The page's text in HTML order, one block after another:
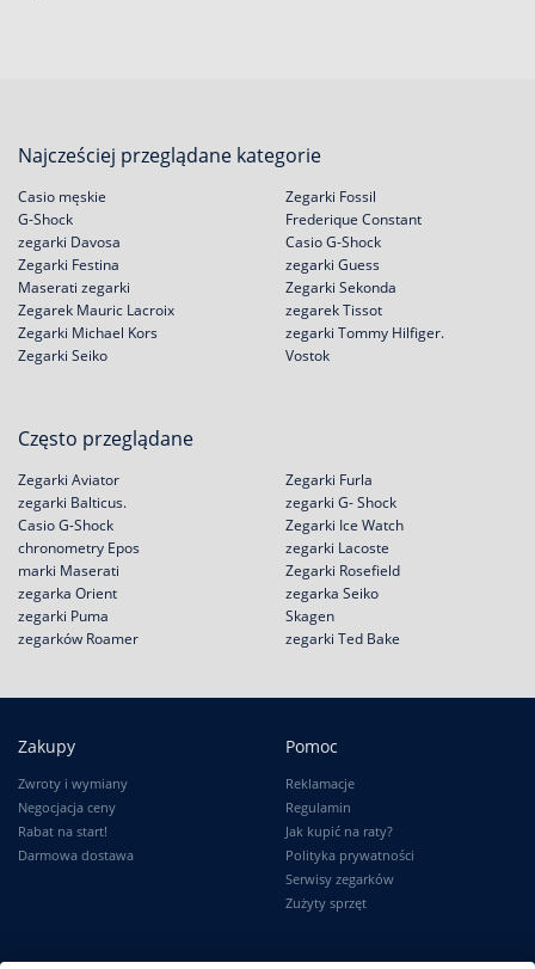
Najcześciej przeglądane kategorie
Casio męskie
G-Shock
zegarki Davosa
Zegarki Festina
Zegarki Fossil
Frederique Constant
Casio G-Shock
zegarki Guess
Maserati zegarki
Zegarek Mauric Lacroix
Zegarki Michael Kors
Zegarki Seiko
Zegarki Sekonda
zegarek Tissot
zegarki Tommy Hilfiger.
Vostok
Często przeglądane
Zegarki Aviator
zegarki Balticus.
Casio G-Shock
chronometry Epos
Zegarki Furla
zegarki G- Shock
Zegarki Ice Watch
zegarki Lacoste
marki Maserati
zegarka Orient
zegarki Puma
zegarków Roamer
Zegarki Rosefield
zegarka Seiko
Skagen
zegarki Ted Bake
Zakupy
Zwroty i wymiany
Negocjacja ceny
Rabat na start!
Darmowa dostawa
Pomoc
Reklamacje
Regulamin
Jak kupić na raty?
Polityka prywatności
Serwisy zegarków
Zużyty sprzęt